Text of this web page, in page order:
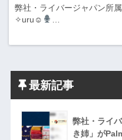
弊社・ライバージャパン所
✧︎uru☺︎︎
最新記事
弊社・ライ
き姉」が